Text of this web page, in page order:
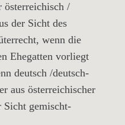
österreichisch /
der Sicht des
wenn die
Ehegatten vorliegt
deutsch /deutsch-
aus österreichischer
Sicht gemischt-